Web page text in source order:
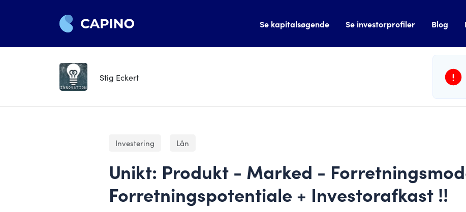
Se kapitalsøgende Se investorprofiler Blog
Stig Eckert
Investering Lån
Unikt: Produkt - Marked -
Forretningspotentiale + Investorafkast !!